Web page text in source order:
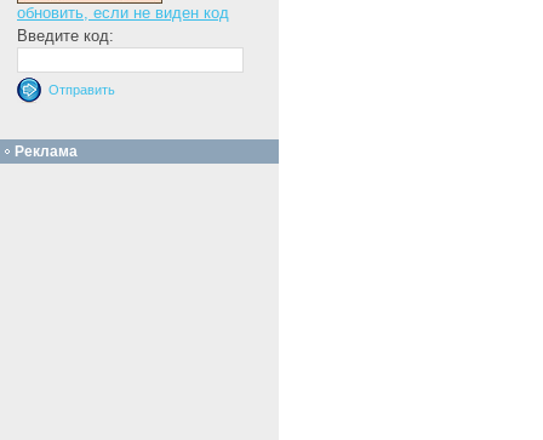
обновить, если не виден код
Введите код:
Реклама